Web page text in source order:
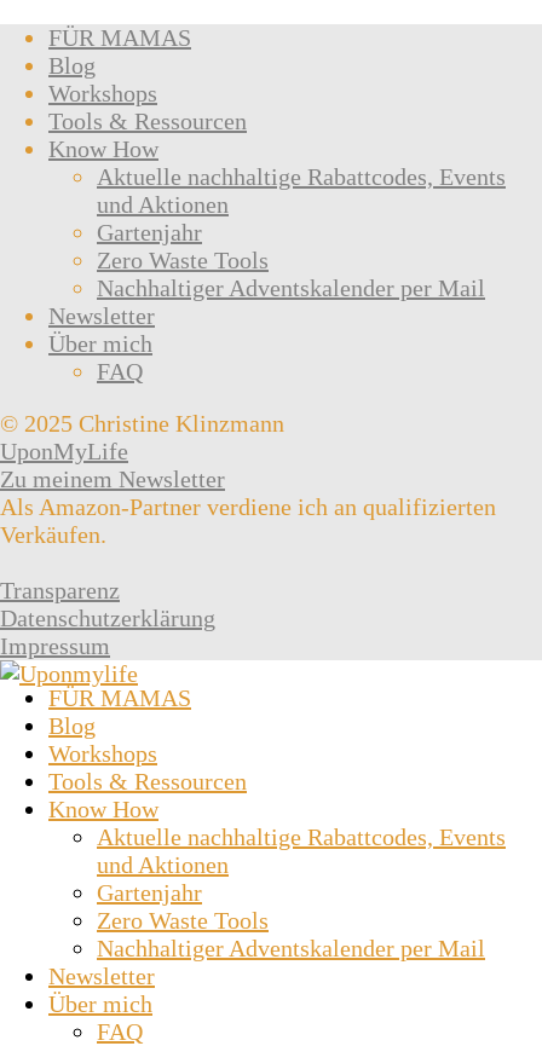
FÜR MAMAS
Blog
Workshops
Tools & Ressourcen
Know How
Aktuelle nachhaltige Rabattcodes, Events
und Aktionen
Gartenjahr
Zero Waste Tools
Nachhaltiger Adventskalender per Mail
Newsletter
Über mich
FAQ
© 2025 Christine Klinzmann
UponMyLife
Zu meinem Newsletter
Als Amazon-Partner verdiene ich an qualifizierten
Verkäufen.
Transparenz
Datenschutzerklärung
Impressum
FÜR MAMAS
Blog
Workshops
Tools & Ressourcen
Know How
Aktuelle nachhaltige Rabattcodes, Events
und Aktionen
Gartenjahr
Zero Waste Tools
Nachhaltiger Adventskalender per Mail
Newsletter
Über mich
FAQ